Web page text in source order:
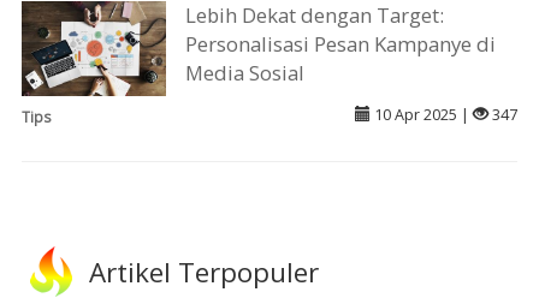
Lebih Dekat dengan Target:
Personalisasi Pesan Kampanye di
Media Sosial
Tips 10 Apr 2025 | 347
Artikel Terpopuler